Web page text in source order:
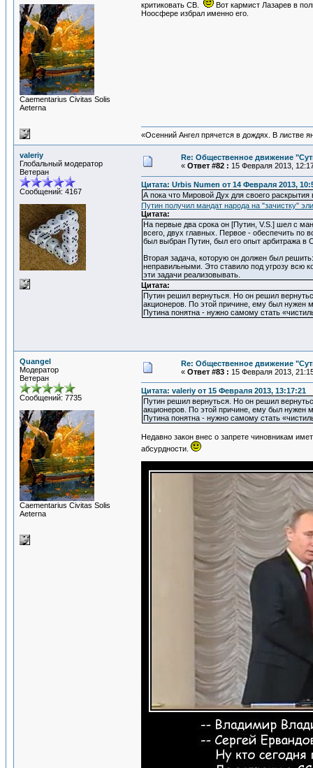
Сaementarius Civitas Solis
Aeterna
критиковать СВ.
Вот кармист Лазарев в
Ноосфере избрал именно его.
«Осенний Ангел прячется в дождях. В листве
valeriy
Глобальный модератор
Ветеран
Сообщений: 4167
Re: Общественное движение
« Ответ #82 : 15 Февраля 2013,
Цитата: Urbis Numen от 14 Февраля 2013,
А пока что Мировой Дух для своего
Путин получил мандат народа на "зачистку"
Цитата:
На первые два срока он [Путин, V.S.] шел с
всего, двух главных. Первое - обеспечить по
был выбран Путин, был его опыт арбитража в
Вторая задача, которую он должен был
неправильными. Это ставило под угрозу всю
эти задачи реализовывать.
Цитата:
Путин решил вернуться. Но он решил
акционеров. По этой причине, ему был нужен
Путина понятна - нужно самому стать
Quangel
Модератор
Ветеран
Сообщений: 7735
Сaementarius Civitas Solis
Aeterna
Re: Общественное движение
« Ответ #83 : 15 Февраля 2013,
Цитата: valeriy от 15 Февраля 2013, 13:17:21
Путин решил вернуться. Но он решил
акционеров. По этой причине, ему был нужен
Путина понятна - нужно самому стать
Недавно закон внес о запрете чиновникам
абсурдности.